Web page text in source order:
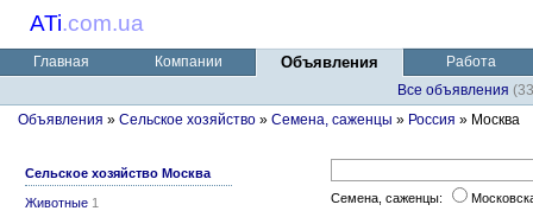
ATi.com.ua
Главная Компании Объявления
Работа
Все объявления
Объявления » Сельское хозяйство » Семена, саженцы » Россия » Москва
Сельское хозяйство Москва
Животные 1
Семена, саженцы: